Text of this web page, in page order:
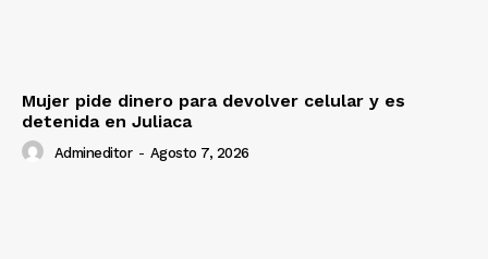
Mujer pide dinero para devolver celular y es
detenida en Juliaca
Admineditor - Agosto 7, 2026